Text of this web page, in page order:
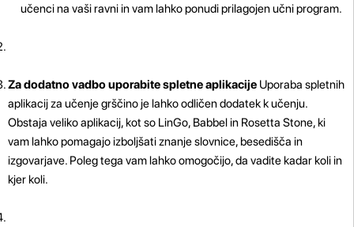
učenci na vaši ravni in vam lahko ponudi prilagojen učni program.
Za dodatno vadbo uporabite spletne aplikacije Uporaba spletnih
aplikacij za učenje grščino je lahko odličen dodatek k učenju.
Obstaja veliko aplikacij, kot so LinGo, Babbel in Rosetta Stone, ki
vam lahko pomagajo izboljšati znanje slovnice, besedišča in
izgovarjave. Poleg tega vam lahko omogočijo, da vadite kadar koli in
kjer koli.